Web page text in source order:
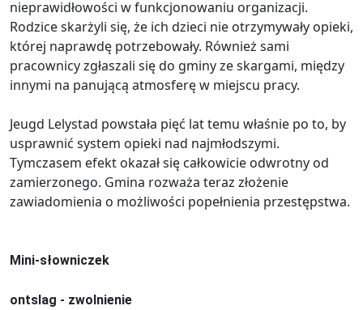
nieprawidłowości w funkcjonowaniu organizacji.
Rodzice skarżyli się, że ich dzieci nie otrzymywały opieki,
której naprawdę potrzebowały. Również sami
pracownicy zgłaszali się do gminy ze skargami, między
innymi na panującą atmosferę w miejscu pracy.
Jeugd Lelystad powstała pięć lat temu właśnie po to, by
usprawnić system opieki nad najmłodszymi.
Tymczasem efekt okazał się całkowicie odwrotny od
zamierzonego. Gmina rozważa teraz złożenie
zawiadomienia o możliwości popełnienia przestępstwa.
Mini-słowniczek
ontslag - zwolnienie